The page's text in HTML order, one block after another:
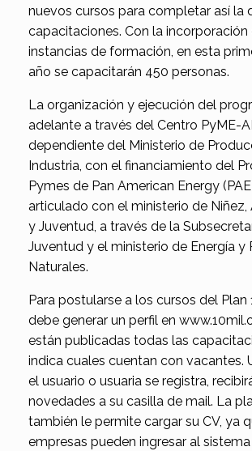
nuevos cursos para completar así la
capacitaciones. Con la incorporación
instancias de formación, en esta
año se capacitarán 450 personas.
La organización y ejecución del
adelante a través del Centro PyME-
dependiente del Ministerio de
Industria, con el financiamiento del
Pymes de Pan American Energy
articulado con el ministerio de
y Juventud, a través de la
Juventud y el ministerio de Energía y
Naturales.
Para postularse a los cursos del Plan
debe generar un perfil en
están publicadas todas las
indica cuales cuentan con vacantes.
el usuario o usuaria se registra,
novedades a su casilla de mail. La
también le permite cargar su CV, ya
empresas pueden ingresar al